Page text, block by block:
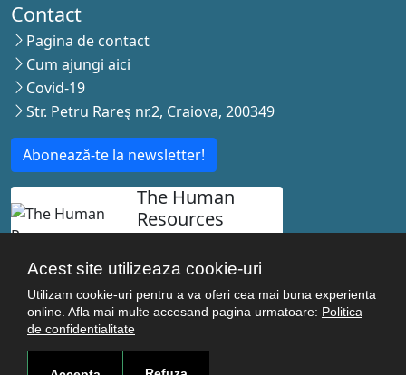
Acest site utilizeaza cookie-uri
Utilizam cookie-uri pentru a va oferi cea mai buna experienta
online. Afla mai multe accesand pagina urmatoare: Politica
de confidentialitate
Contact
Pagina de contact
Cum ajungi aici
Covid-19
Str. Petru Rareş nr.2, Craiova, 200349
Abonează-te la newsletter!
The Human
Resources
Strategy for
Researchers
© Copyright 2021-2026 Toate drepturile rezervate -